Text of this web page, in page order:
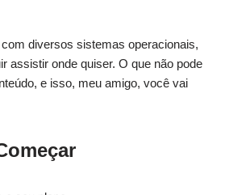
diversos sistemas operacionais,
assistir onde quiser. O que não pode
e isso, meu amigo, você vai